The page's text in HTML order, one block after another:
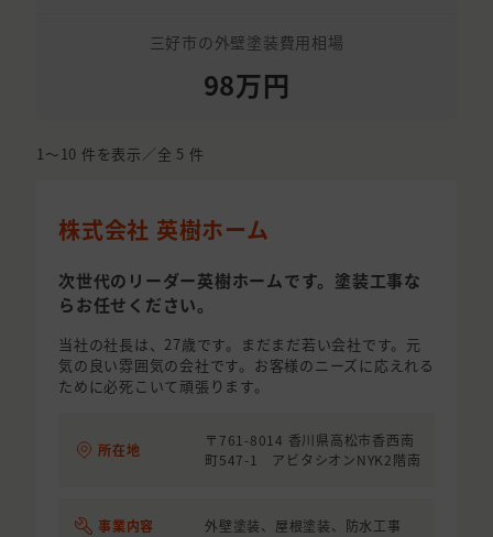
三好市の外壁塗装費用相場
98万円
1〜10 件を表示／全 5 件
株式会社 英樹ホーム
次世代のリーダー英樹ホームです。塗装工事な
らお任せください。
当社の社長は、27歳です。まだまだ若い会社です。元
気の良い雰囲気の会社です。お客様のニーズに応えれる
ために必死こいて頑張ります。
所在地
〒761-8014 香川県高松市香西南
町547-1 アビタシオンNYK2階南
事業内容 外壁塗装、屋根塗装、防水工事